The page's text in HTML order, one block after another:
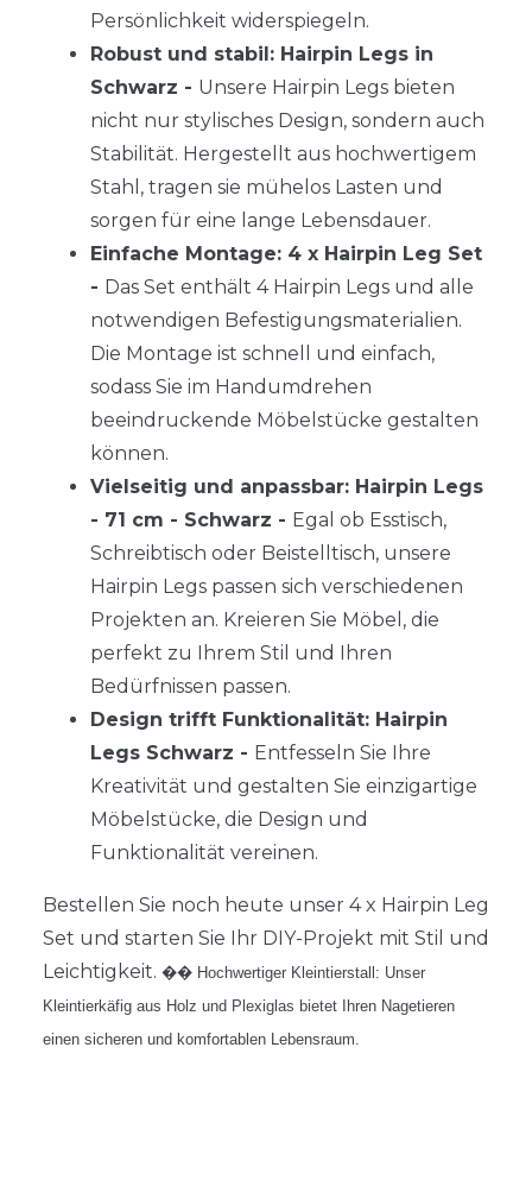
Persönlichkeit widerspiegeln.
Robust und stabil: Hairpin Legs in
Schwarz - Unsere Hairpin Legs bieten
nicht nur stylisches Design, sondern auch
Stabilität. Hergestellt aus hochwertigem
Stahl, tragen sie mühelos Lasten und
sorgen für eine lange Lebensdauer.
Einfache Montage: 4 x Hairpin Leg Set
- Das Set enthält 4 Hairpin Legs und alle
notwendigen Befestigungsmaterialien.
Die Montage ist schnell und einfach,
sodass Sie im Handumdrehen
beeindruckende Möbelstücke gestalten
können.
Vielseitig und anpassbar: Hairpin Legs
- 71 cm - Schwarz - Egal ob Esstisch,
Schreibtisch oder Beistelltisch, unsere
Hairpin Legs passen sich verschiedenen
Projekten an. Kreieren Sie Möbel, die
perfekt zu Ihrem Stil und Ihren
Bedürfnissen passen.
Design trifft Funktionalität: Hairpin
Legs Schwarz - Entfesseln Sie Ihre
Kreativität und gestalten Sie einzigartige
Möbelstücke, die Design und
Funktionalität vereinen.
Bestellen Sie noch heute unser 4 x Hairpin Leg
Set und starten Sie Ihr DIY-Projekt mit Stil und
Leichtigkeit. �� Hochwertiger Kleintierstall: Unser
Kleintierkäfig aus Holz und Plexiglas bietet Ihren Nagetieren
einen sicheren und komfortablen Lebensraum.